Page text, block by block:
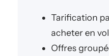
Tarification
acheter en
Offres